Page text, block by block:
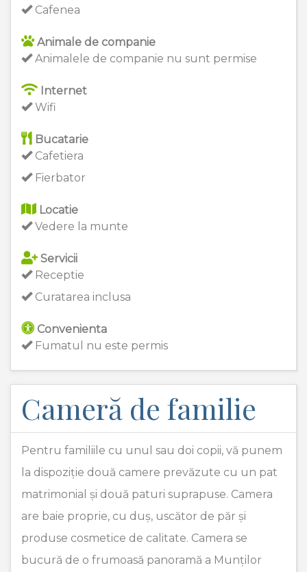
Cafenea
Animale de companie
Animalele de companie nu sunt permise
Internet
Wifi
Bucatarie
Cafetiera
Fierbator
Locatie
Vedere la munte
Servicii
Receptie
Curatarea inclusa
Convenienta
Fumatul nu este permis
Cameră de familie
Pentru familiile cu unul sau doi copii, vă punem
la dispoziție două camere prevăzute cu un pat
matrimonial și două paturi suprapuse. Camera
are baie proprie, cu duș, uscător de păr și
produse cosmetice de calitate. Camera se
bucură de o frumoasă panoramă a Munților